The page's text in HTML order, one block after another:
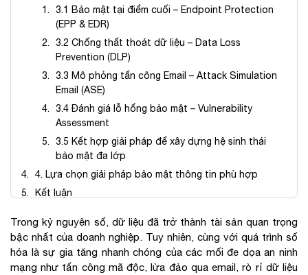
3.1 Bảo mật tại điểm cuối – Endpoint Protection
(EPP & EDR)
3.2 Chống thất thoát dữ liệu – Data Loss
Prevention (DLP)
3.3 Mô phỏng tấn công Email – Attack Simulation
Email (ASE)
3.4 Đánh giá lỗ hổng bảo mật – Vulnerability
Assessment
3.5 Kết hợp giải pháp để xây dựng hệ sinh thái
bảo mật đa lớp
4. Lựa chọn giải pháp bảo mật thông tin phù hợp
Kết luận
Trong kỷ nguyên số, dữ liệu đã trở thành tài sản quan trọng
bậc nhất của doanh nghiệp. Tuy nhiên, cùng với quá trình số
hóa là sự gia tăng nhanh chóng của các mối đe dọa an ninh
mạng như tấn công mã độc, lừa đảo qua email, rò rỉ dữ liệu